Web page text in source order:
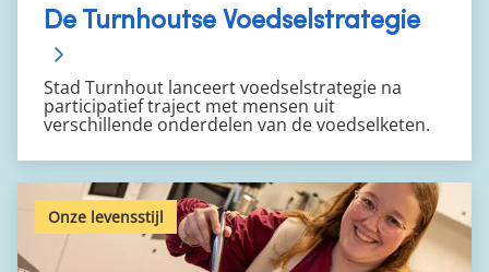
De Turnhoutse Voedselstrategie
Stad Turnhout lanceert voedselstrategie na
participatief traject met mensen uit
verschillende onderdelen van de voedselketen.
Onze levensstijl